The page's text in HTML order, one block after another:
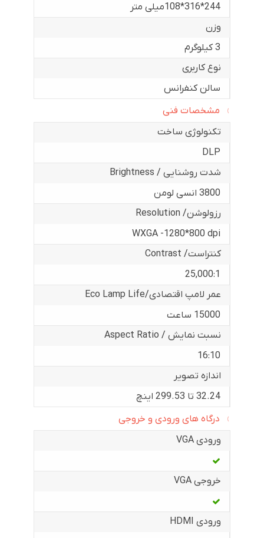
244*316*108میلی متر
وزن
3 کیلوگرم
نوع کاربری
سالن کنفرانس
مشخصات فنی
تکنولوژی ساخت
DLP
شدت روشنایی / Brightness
3800 انسی لومن
رزولوشن/ Resolution
WXGA -1280*800 dpi
کنتراست/ Contrast
25,000:1
عمر لامپ اقتصادی/Eco Lamp Life
15000 ساعت
نسبت نمایش / Aspect Ratio
16:10
اندازه تصویر
32.24 تا 299.53 اینچ
درگاه های ورودی و خروجی
ورودی VGA
خروجی VGA
ورودی HDMI